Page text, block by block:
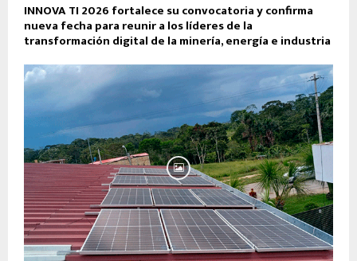
INNOVA TI 2026 fortalece su convocatoria y confirma
nueva fecha para reunir a los líderes de la
transformación digital de la minería, energía e industria